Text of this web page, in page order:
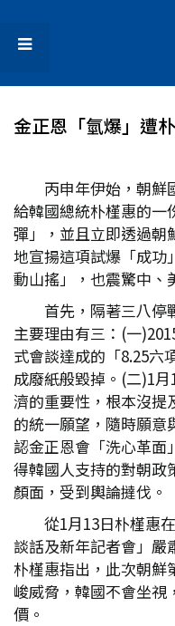
金正恩「氫爆」遭
丙申年伊始，朝鮮
給韓國總統朴槿惠的一
彈」，並且立即透過朝
地宣揚這項試爆「成功
動山搖」，也震驚中、
首先，隔著三八停
主要理由有三：(一
式會談達成的「8.25六
成廢紙般毀掉。(二)1
濟的重要性，根本沒提
的統一願望，隨時願意
認金正恩會「洗心革
得韓國人支持的對朝政
顏面，受到輿論撻伐。
從1月13日朴槿惠
談話及新年記者會」嚴
朴槿惠指出，此次朝鮮
峻威脅，韓國不會坐視
價。